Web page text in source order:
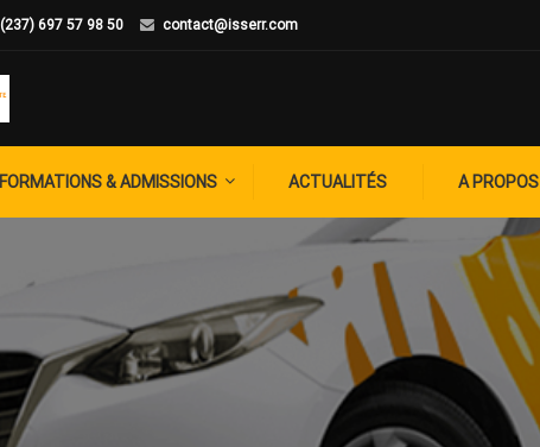
(237) 697 57 98 50 contact@isserr.com
FORMATIONS & ADMISSIONS ACTUALITÉS A PROPOS